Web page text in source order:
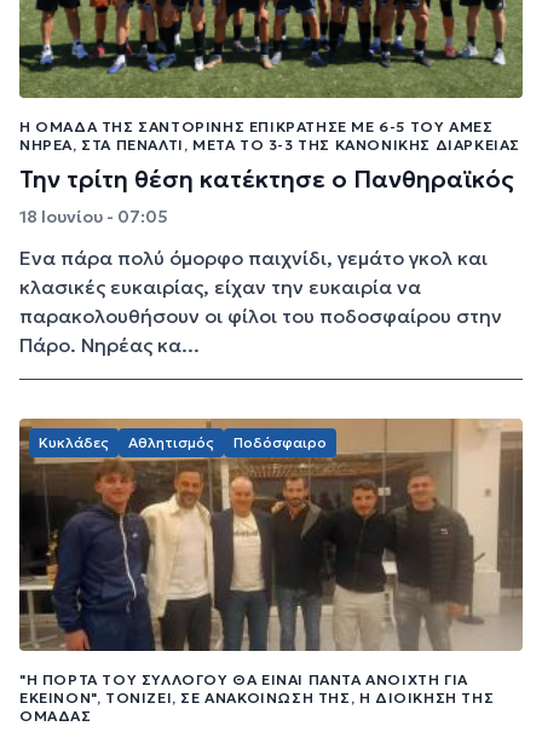
Η ΟΜΆΔΑ ΤΗΣ ΣΑΝΤΟΡΊΝΗΣ ΕΠΙΚΡΆΤΗΣΕ ΜΕ 6-5 ΤΟΥ ΑΜΕΣ
ΝΗΡΈΑ, ΣΤΑ ΠΈΝΑΛΤΙ, ΜΕΤΆ ΤΟ 3-3 ΤΗΣ ΚΑΝΟΝΙΚΉΣ ΔΙΆΡΚΕΙΑΣ
Την τρίτη θέση κατέκτησε ο Πανθηραϊκός
18 Ιουνίου - 07:05
Ένα πάρα πολύ όμορφο παιχνίδι, γεμάτο γκολ και
κλασικές ευκαιρίας, είχαν την ευκαιρία να
παρακολουθήσουν οι φίλοι του ποδοσφαίρου στην
Πάρο. Νηρέας κα...
Κυκλάδες Αθλητισμός Ποδόσφαιρο
"Η ΠΌΡΤΑ ΤΟΥ ΣΥΛΛΌΓΟΥ ΘΑ ΕΊΝΑΙ ΠΆΝΤΑ ΑΝΟΙΧΤΉ ΓΙΑ
ΕΚΕΊΝΟΝ", ΤΟΝΊΖΕΙ, ΣΕ ΑΝΑΚΟΊΝΩΣΉ ΤΗΣ, Η ΔΙΟΊΚΗΣΗ ΤΗΣ
ΟΜΆΔΑΣ